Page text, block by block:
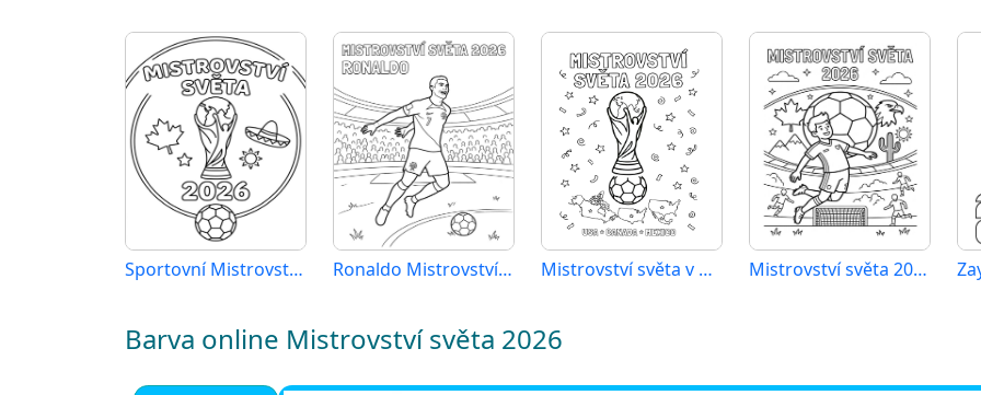
Sportovní Mistrovství světa 2026 Ronaldo Mistrovství světa 2026 Mistrovství světa v oblasti sportu 2026 Mistrovství světa 2026 k vytisknutí
Barva online Mistrovství světa 2026